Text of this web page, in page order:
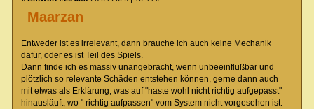
Maarzan
Entweder ist es irrelevant, dann brauche ich auch keine Mechanik
dafür, oder es ist Teil des Spiels.
Dann finde ich es massiv unangebracht, wenn unbeeinflußbar und
plötzlich so relevante Schäden entstehen können, gerne dann auch
mit etwas als Erklärung, was auf "haste wohl nicht richtig aufgepasst"
hinausläuft, wo " richtig aufpassen" vom System nicht vorgesehen ist.